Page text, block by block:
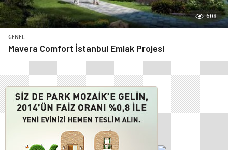
608
GENEL
Mavera Comfort İstanbul Emlak Projesi